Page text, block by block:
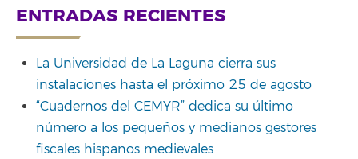
ENTRADAS RECIENTES
La Universidad de La Laguna cierra sus
instalaciones hasta el próximo 25 de agosto
“Cuadernos del CEMYR” dedica su último
número a los pequeños y medianos gestores
fiscales hispanos medievales